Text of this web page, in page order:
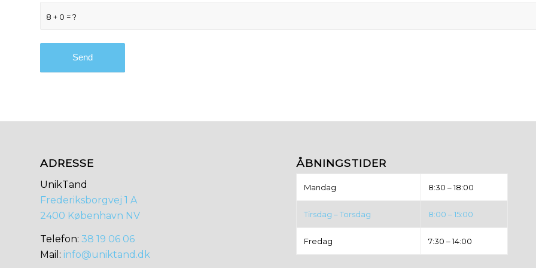
8 + 0 = ?
ADRESSE
UnikTand
Frederiksborgvej 1 A
2400 København NV
​​Telefon: 38 19 06 06
Mail: info@uniktand.dk
ÅBNINGSTIDER
Mandag 8:30 – 18:00
Tirsdag – Torsdag 8:00 – 15:00
Fredag 7:30 – 14:00